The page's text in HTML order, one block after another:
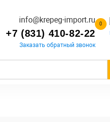
info@krepeg-import.ru
+7 (831) 410-82-22
Заказать обратный звонок
0